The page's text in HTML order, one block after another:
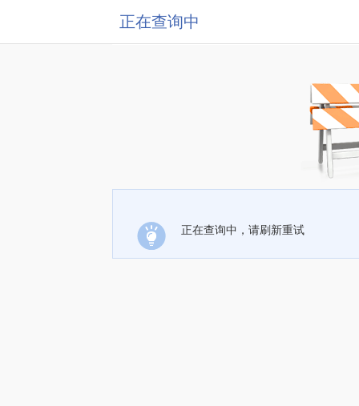
正在查询中
正在查询中，请刷新重试